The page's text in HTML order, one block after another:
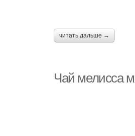
читать дальше →
Чай мелисса